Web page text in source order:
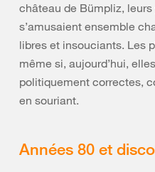
château de Bümpliz, leurs
s’amusaient ensemble
libres et insouciants. Les
même si, aujourd’hui,
politiquement correctes,
en souriant.
Années 80 et